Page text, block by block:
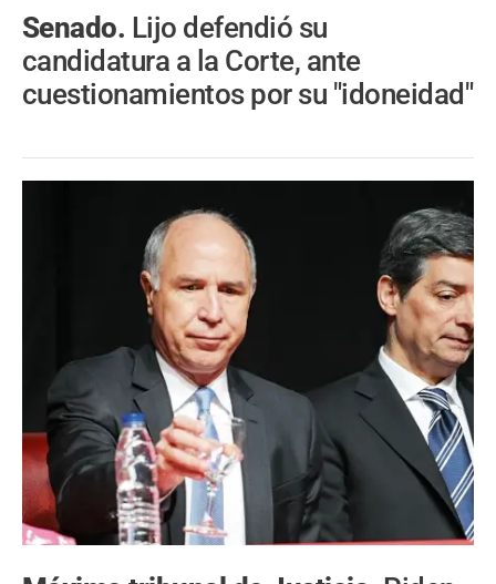
Senado. Lijo defendió su
candidatura a la Corte, ante
cuestionamientos por su "idoneidad"